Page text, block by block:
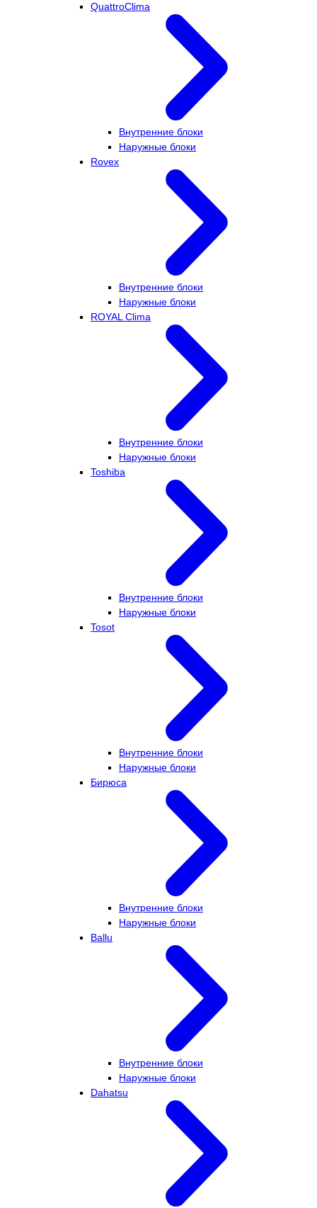
QuattroClima
Внутренние блоки
Наружные блоки
Rovex
Внутренние блоки
Наружные блоки
ROYAL Clima
Внутренние блоки
Наружные блоки
Toshiba
Внутренние блоки
Наружные блоки
Tosot
Внутренние блоки
Наружные блоки
Бирюса
Внутренние блоки
Наружные блоки
Ballu
Внутренние блоки
Наружные блоки
Dahatsu